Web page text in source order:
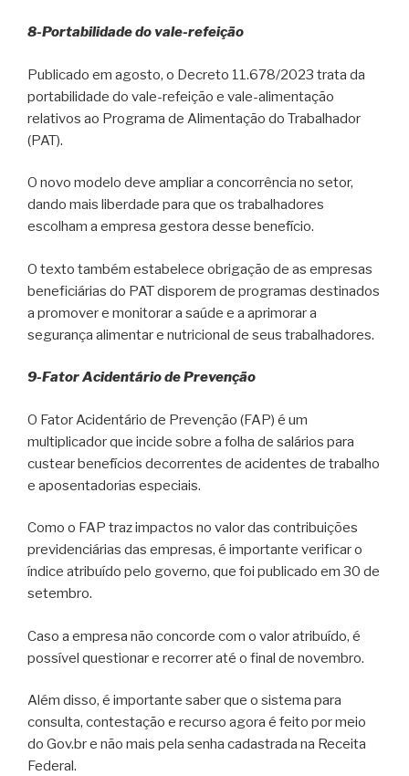
8-Portabilidade do vale-refeição
Publicado em agosto, o Decreto 11.678/2023 trata da
portabilidade do vale-refeição e vale-alimentação
relativos ao Programa de Alimentação do Trabalhador
(PAT).
O novo modelo deve ampliar a concorrência no setor,
dando mais liberdade para que os trabalhadores
escolham a empresa gestora desse benefício.
O texto também estabelece obrigação de as empresas
beneficiárias do PAT disporem de programas destinados
a promover e monitorar a saúde e a aprimorar a
segurança alimentar e nutricional de seus trabalhadores.
9-Fator Acidentário de Prevenção
O Fator Acidentário de Prevenção (FAP) é um
multiplicador que incide sobre a folha de salários para
custear benefícios decorrentes de acidentes de trabalho
e aposentadorias especiais.
Como o FAP traz impactos no valor das contribuições
previdenciárias das empresas, é importante verificar o
índice atribuído pelo governo, que foi publicado em 30 de
setembro.
Caso a empresa não concorde com o valor atribuído, é
possível questionar e recorrer até o final de novembro.
Além disso, é importante saber que o sistema para
consulta, contestação e recurso agora é feito por meio
do Gov.br e não mais pela senha cadastrada na Receita
Federal.